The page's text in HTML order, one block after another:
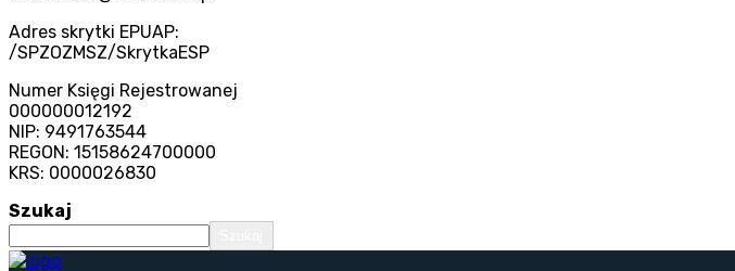
Adres skrytki EPUAP:
/SPZOZMSZ/SkrytkaESP
Numer Księgi Rejestrowanej
000000012192
NIP: 9491763544
REGON: 15158624700000
KRS: 0000026830
Szukaj